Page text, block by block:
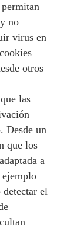
no
virus en
otros
las
Desde un
que los
a
ejemplo
el